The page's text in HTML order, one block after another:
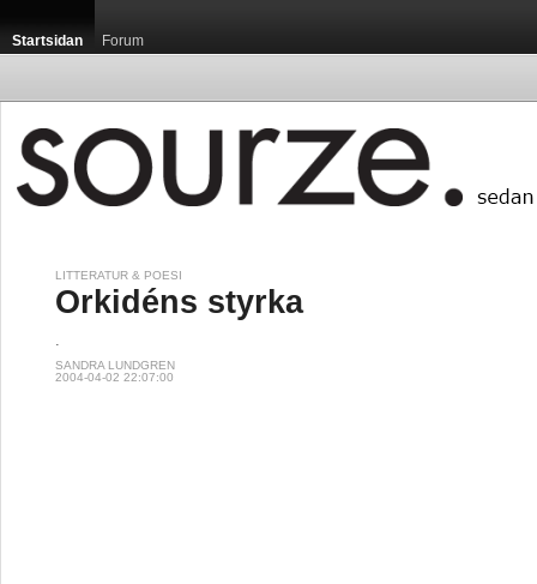
Startsidan Forum
LITTERATUR & POESI
Orkidéns styrka
.
SANDRA LUNDGREN
2004-04-02 22:07:00